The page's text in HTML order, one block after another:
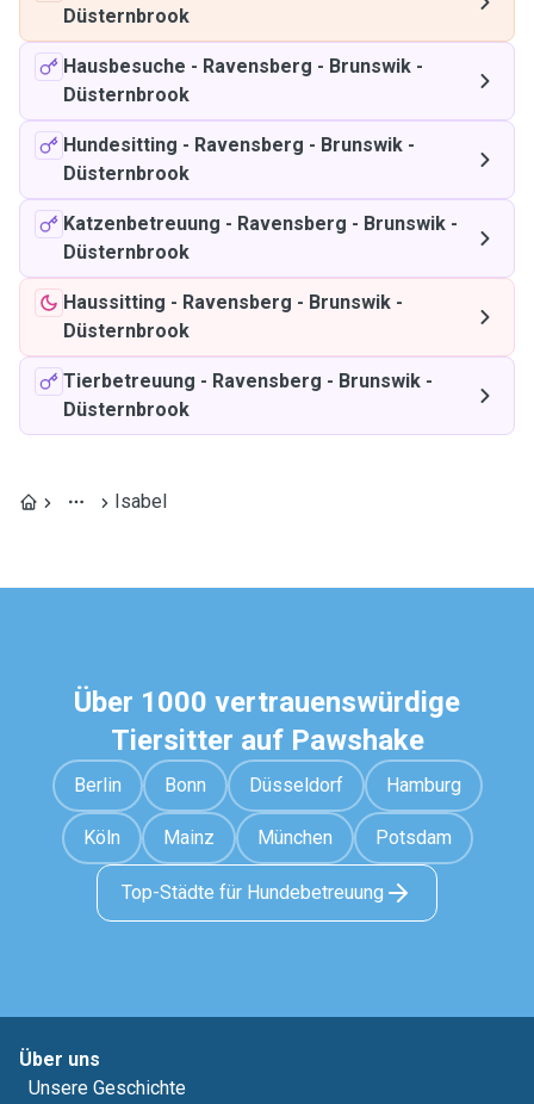
Düsternbrook
Hausbesuche - Ravensberg - Brunswik -
Düsternbrook
Hundesitting - Ravensberg - Brunswik -
Düsternbrook
Katzenbetreuung - Ravensberg - Brunswik -
Düsternbrook
Haussitting - Ravensberg - Brunswik -
Düsternbrook
Tierbetreuung - Ravensberg - Brunswik -
Düsternbrook
Isabel
Über 1000 vertrauenswürdige
Tiersitter auf Pawshake
Berlin Bonn Düsseldorf Hamburg
Köln Mainz München Potsdam
Top-Städte für Hundebetreuung
Über uns
Unsere Geschichte